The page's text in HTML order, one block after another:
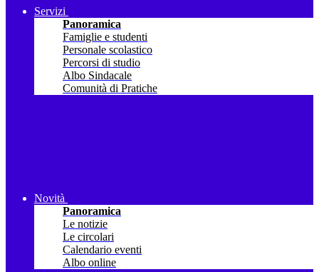
Servizi
Panoramica
Famiglie e studenti
Personale scolastico
Percorsi di studio
Albo Sindacale
Comunità di Pratiche
Novità
Panoramica
Le notizie
Le circolari
Calendario eventi
Albo online